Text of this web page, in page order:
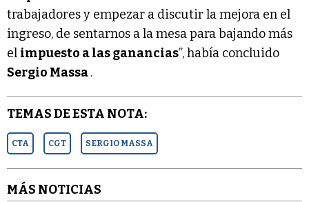
trabajadores y empezar a discutir la mejora en el
ingreso, de sentarnos a la mesa para bajando más
el impuesto a las ganancias”, había concluido
Sergio Massa.
TEMAS DE ESTA NOTA:
CTA CGT SERGIO MASSA
MÁS NOTICIAS